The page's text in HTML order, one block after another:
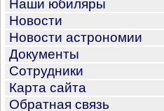
Наши юбиляры
Новости
Новости астрономии
Документы
Сотрудники
Карта сайта
Обратная связь